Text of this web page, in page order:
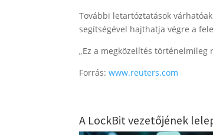
További letartóztatások
segítségével hajthatja végre a
„Ez a megközelítés történelmileg
Forrás:www.reuters.com
A LockBit vezetőjének